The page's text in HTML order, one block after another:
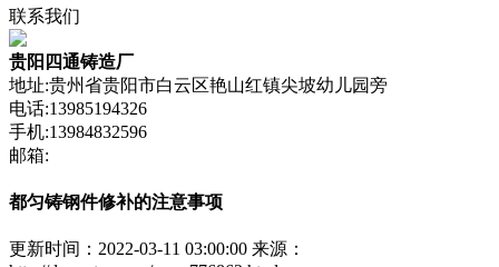
联系我们
贵阳四通铸造厂
地址:贵州省贵阳市白云区艳山红镇尖坡幼儿园旁
电话:13985194326
手机:13984832596
邮箱:
都匀铸钢件修补的注意事项
更新时间：2022-03-11 03:00:00 来源：